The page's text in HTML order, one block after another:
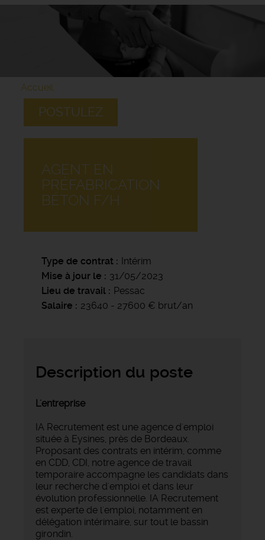
Accueil
POSTULEZ
AGENT EN
PRÉFABRICATION
BÉTON F/H
Type de contrat
Intérim
Mise à jour le
31/05/2023
Lieu de travail
Pessac
Salaire
23640 - 27600 € brut/an
Description du poste
L'entreprise
IA Recrutement est une agence d'emploi
située à Eysines, près de Bordeaux.
Proposant des contrats en intérim, comme
en CDD, CDI, notre agence de travail
temporaire accompagne les candidats dans
leur recherche d'emploi et dans leur
évolution professionnelle. IA Recrutement
est experte de l'emploi, notamment en
délégation intérimaire, sur tout le bassin
girondin.